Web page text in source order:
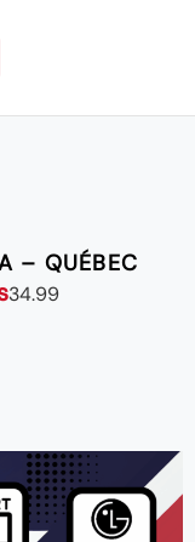
– QUÉBEC
34.99